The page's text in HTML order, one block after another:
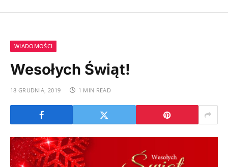
WIADOMOŚCI
Wesołych Świąt!
18 GRUDNIA, 2019 1 MIN READ